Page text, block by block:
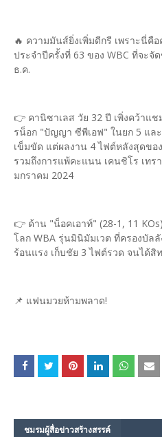
🔥 ความมันส์ยิ่งเพิ่มดีกรี เพราะนี่คื
ประจำปีครั้งที่ 63 ของ WBC ที่จะจั
ธ.ค.
👉 คานิซาเลส วัย 32 ปี เพิ่งคว้าแ
รน็อก "ปัญญา ซีพีเอฟ" ในยก 5 แล
เข็มขัด แต่ผลงาน 4 ไฟต์หลังสุดขอ
รวมถึงการแพ้คะแนน เคนชิโร เทร
มกราคม 2024
👉 ด้าน "น็อคเอาท์" (28-1, 11
โลก WBA รุ่นมินิมัมเวต ที่ครองบัล
ร้อนแรง เก็บชัย 3 ไฟต์รวด จนได้
📌 แฟนมวยห้ามพลาด!
ชมรม​ผู้สื่อข่าวสร้างสรรค์​